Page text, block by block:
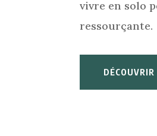
vivre en solo
ressourçante.
DÉCOUVRIR